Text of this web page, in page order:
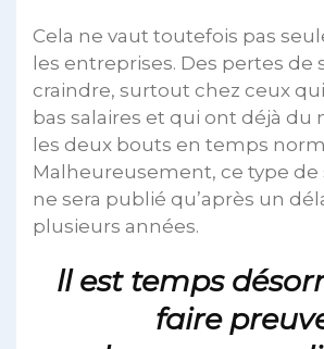
Cela ne vaut toutefois pas
les entreprises. Des pertes de
craindre, surtout chez ceux
bas salaires et qui ont déjà du
les deux bouts en temps
Malheureusement, ce type de
ne sera publié qu’après un
plusieurs années.
ll est temps
faire